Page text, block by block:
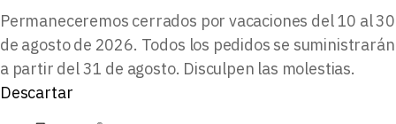
Permaneceremos cerrados por vacaciones del 10 al 30
de agosto de 2026. Todos los pedidos se suministrarán
a partir del 31 de agosto. Disculpen las molestias.
Descartar